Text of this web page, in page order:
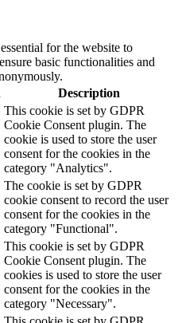
for the website to
basic functionalities and
Description
This cookie is set by GDPR
Cookie Consent plugin. The
cookie is used to store the user
consent for the cookies in the
category "Analytics".
The cookie is set by GDPR
cookie consent to record the user
consent for the cookies in the
category "Functional".
This cookie is set by GDPR
Cookie Consent plugin. The
cookies is used to store the user
consent for the cookies in the
category "Necessary".